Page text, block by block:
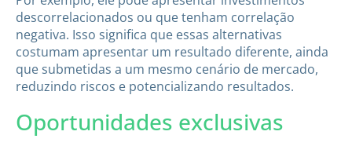
descorrelacionados ou que tenham correlação
negativa. Isso significa que essas alternativas
costumam apresentar um resultado diferente, ainda
que submetidas a um mesmo cenário de mercado,
reduzindo riscos e potencializando resultados.
Oportunidades exclusivas